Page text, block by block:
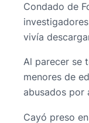
Condado de
vivía
Al parecer se
menores de
abusados por
Cayó preso